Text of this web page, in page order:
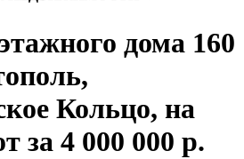
дома 160
Кольцо, на
за 4 000 000 р.